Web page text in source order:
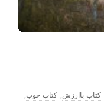
کتاب باارزش, کتاب خوب,